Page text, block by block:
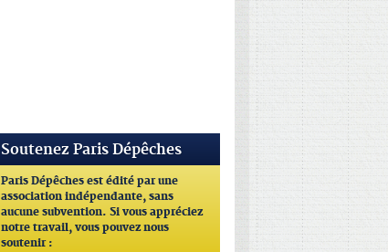
Soutenez Paris Dépêches
Paris Dépêches est édité par une
association indépendante, sans
aucune subvention. Si vous appréciez
notre travail, vous pouvez nous
soutenir :